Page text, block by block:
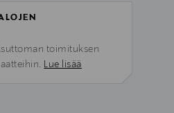
toimituksen
Lue lisää